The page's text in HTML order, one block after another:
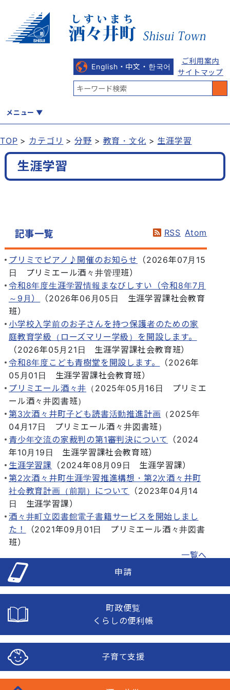
English・中文・한국어
ご利用案内
サイトマップ
メニュー
くらし 産業・しごと
TOP カテゴリ 分野 教育・文化 生涯学習
生涯学習
記事一覧 RSS Atom
プリミでピアノ♪開催のお知らせ （2026年07月15
日
プリミエール酒々井管理班）
令和8年度生涯学習情報まなびしすい（令和8年7月
～9月）
（2026年06月05日
生涯学習課社会教育
班）
小学校入学前のお子さんを持つ保護者のための家
庭教育学級（ローズマリー学級）を開設します。
（2026年05月21日 生涯学習課社会教育班）
令和8年度こども青樹堂を開設します。
（2026年
05月01日
生涯学習課社会教育班）
プリミエール酒々井 （ 2025年05月16日
プリミエ
ール酒々井図書班）
第3次酒々井町子ども読書活動推進計画 （ 2025年
04月17日
プリミエール酒々井図書班）
青少年交流の家裁判の第1審判決について
（2024
年10月19日
生涯学習課社会教育班）
生涯学習課 （2024年08月09日 生涯学習課）
第2次酒々井町生涯学習推進構想・第2次酒々井町
社会教育計画（前期）について
（2023年04月14
日
生涯学習課）
酒々井町立図書館電子書籍サービスを開始しまし
た！
（2021年09月01日
プリミエール酒々井図書
班）
一覧へ
申請
町政便覧
くらしの便利帳
子育て支援